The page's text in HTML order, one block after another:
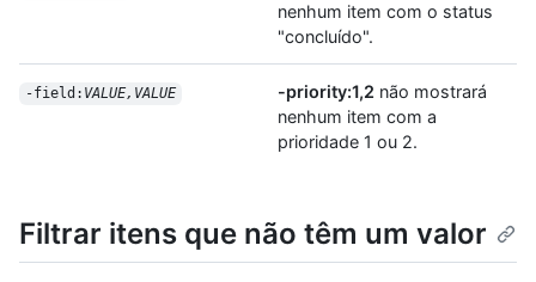
nenhum item com o status
"concluído".
-field: VALUE,VALUE -priority:1,2 não mostrará
nenhum item com a
prioridade 1 ou 2.
Filtrar itens que não têm um valor